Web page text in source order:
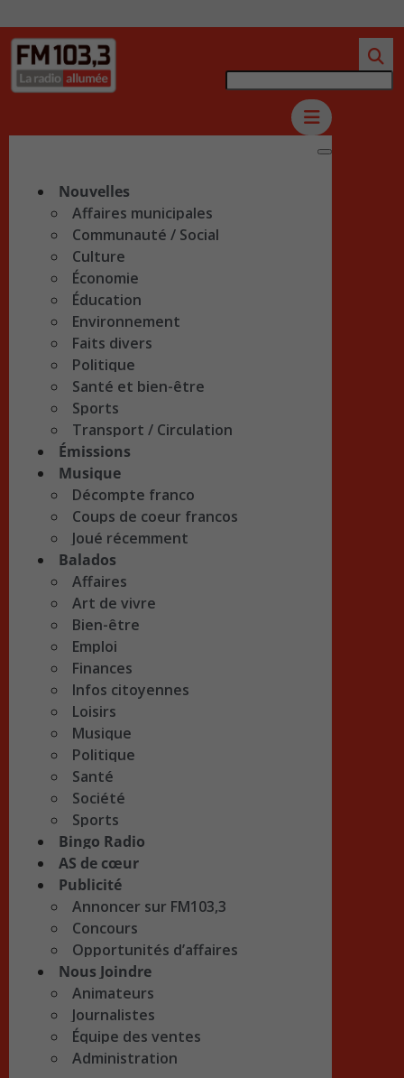
Nouvelles
Affaires municipales
Communauté / Social
Culture
Économie
Éducation
Environnement
Faits divers
Politique
Santé et bien-être
Sports
Transport / Circulation
Émissions
Musique
Décompte franco
Coups de coeur francos
Joué récemment
Balados
Affaires
Art de vivre
Bien-être
Emploi
Finances
Infos citoyennes
Loisirs
Musique
Politique
Santé
Société
Sports
Bingo Radio
AS de cœur
Publicité
Annoncer sur FM103,3
Concours
Opportunités d’affaires
Nous Joindre
Animateurs
Journalistes
Équipe des ventes
Administration